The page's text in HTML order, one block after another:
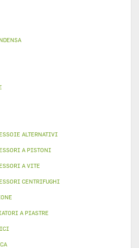
ALTERNATIVI
A PISTONI
A VITE
CENTRIFUGHI
A PIASTRE